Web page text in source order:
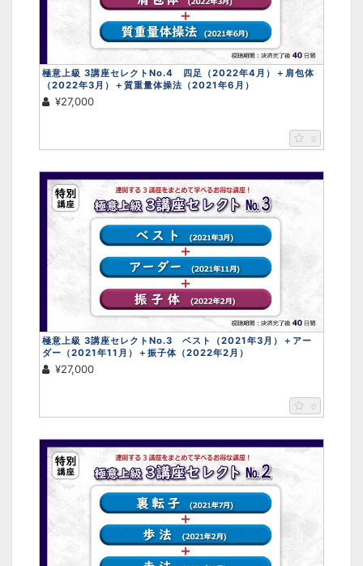
極意上級 3講座セレクトNo.4 四足（2022年4月）＋肩包体
（2022年3月）＋質重量体操法（2021年6月）
¥27,000
0
極意上級 3講座セレクトNo.3 ベスト（2021年3月）＋アー
ダー（2021年11月）＋振子体（2022年2月）
¥27,000
0